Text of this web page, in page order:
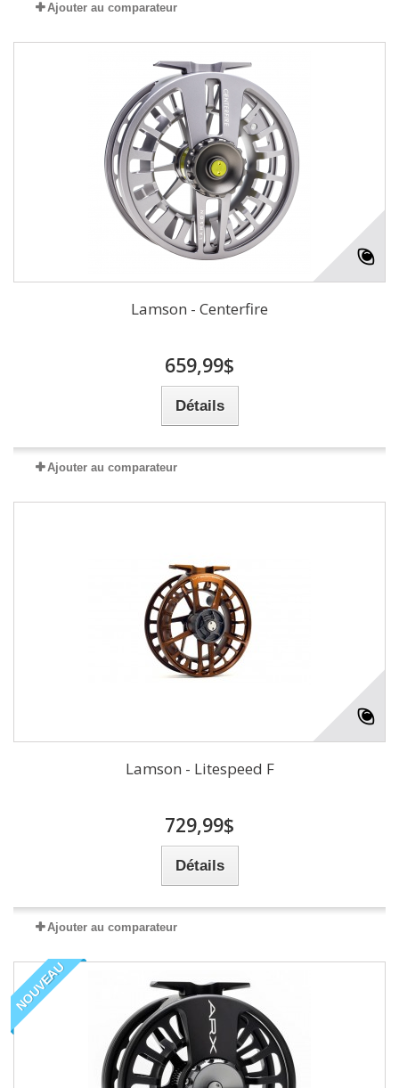
Ajouter au comparateur
Lamson - Centerfire
659,99$
Détails
Ajouter au comparateur
Lamson - Litespeed F
729,99$
Détails
Ajouter au comparateur
NOUVEAU